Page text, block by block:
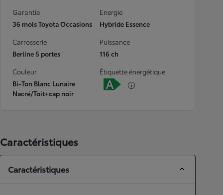
Garantie
36 mois Toyota Occasions
Energie
Hybride Essence
Carrosserie
Berline 5 portes
Puissance
116 ch
Couleur
Bi-Ton Blanc Lunaire
Nacré/Toit+cap noir
Étiquette énergétique
Caractéristiques
Caractéristiques